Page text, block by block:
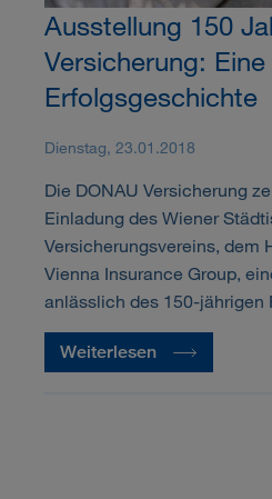
Ausstellung 150
Versicherung:
Erfolgsgeschichte
Dienstag, 23.01.2018
Die DONAU Versicherung
Einladung des Wiener
Versicherungsvereins, dem
Vienna Insurance Group,
anlässlich des 150-jährigen
Weiterlesen